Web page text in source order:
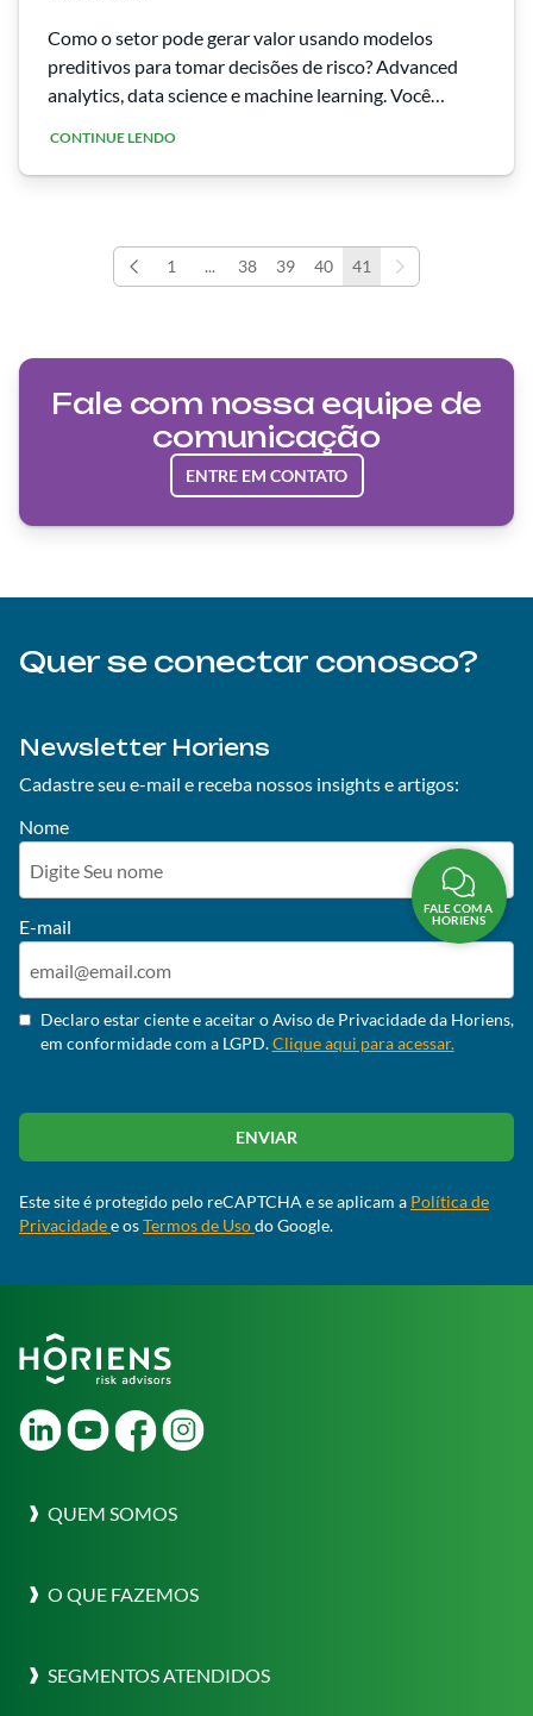
Como o setor pode gerar valor usando modelos
preditivos para tomar decisões de risco? Advanced
analytics, data science e machine learning. Você
CONTINUE LENDO
1 ... 38 39 40 41
Fale com nossa equipe de
comunicação
ENTRE EM CONTATO
FALE COM A
HORIENS
Quer se conectar conosco?
Newsletter Horiens
Cadastre seu e-mail e receba nossos insights e artigos:
Nome
E-mail
Declaro estar ciente e aceitar o Aviso de Privacidade da Horiens,
em conformidade com a LGPD.Clique aqui para acessar.
ENVIAR
Este site é protegido pelo reCAPTCHA e se aplicam a Política de
Privacidadee osTermos de Usodo Google.
LinkedInYoutubeFacebookInstagram
QUEM SOMOS
Nossa Cultura
O QUE FAZEMOS
Consultoria em Gestão de Risco
SEGMENTOS ATENDIDOS